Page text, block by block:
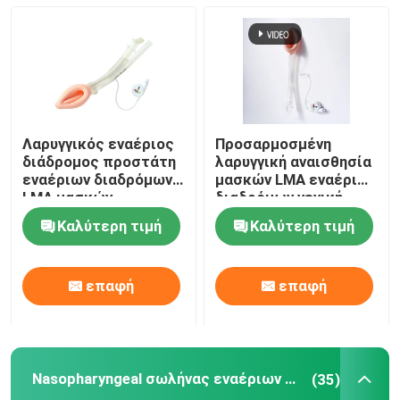
Nasopharyngeal σωλήνας εναέριων διαδρόμων
Μίας χρήσης Endotracheal σωλήνας
Διπλός βρογχικός σωλήνας μονάδων λούμεν
Όργανο ελέγχου πίεσης εναέριων διαδρόμων
Μανόμετρο πίεσης μανσετών
Καθετήρας αναρρόφησης
Λαρυγγικός εναέριος
διάδρομος προστάτη
εναέριων διαδρόμων
LMA μασκών
σιλικόνης ιατρικού
βαθμούΚαλύτερη τιμή
επαφή
Προσαρμοσμένη
λαρυγγική αναισθησία
μασκών LMA εναέριων
διαδρόμων γενική
Καλύτερη τιμή
επαφή
Nasopharyngeal σωλήνας εναέριων διαδρόμων (35)